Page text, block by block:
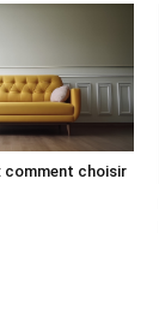
comment choisir